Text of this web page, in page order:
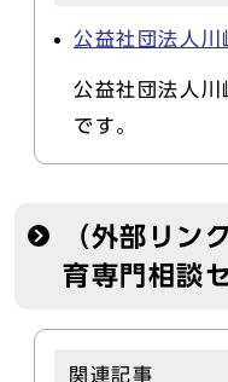
公益社団法人川
公益社団法人川
です。
（外部リン
育専門相談
関連記事